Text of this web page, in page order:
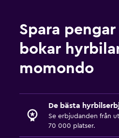
Spara
bokar
momondo
De bästa
Se erbjudanden från
70 000 platser.